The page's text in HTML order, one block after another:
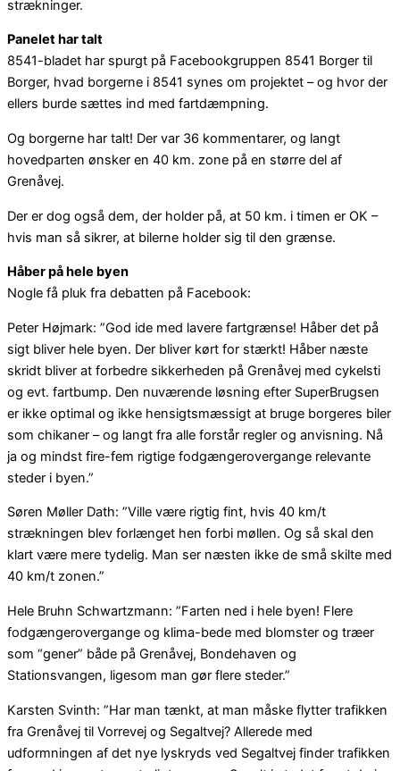
strækninger.
Panelet har talt
8541-bladet har spurgt på Facebookgruppen 8541 Borger til
Borger, hvad borgerne i 8541 synes om projektet – og hvor der
ellers burde sættes ind med fartdæmpning.
Og borgerne har talt! Der var 36 kommentarer, og langt
hovedparten ønsker en 40 km. zone på en større del af
Grenåvej.
Der er dog også dem, der holder på, at 50 km. i timen er OK –
hvis man så sikrer, at bilerne holder sig til den grænse.
Håber på hele byen
Nogle få pluk fra debatten på Facebook:
Peter Højmark: ”God ide med lavere fartgrænse! Håber det på
sigt bliver hele byen. Der bliver kørt for stærkt! Håber næste
skridt bliver at forbedre sikkerheden på Grenåvej med cykelsti
og evt. fartbump. Den nuværende løsning efter SuperBrugsen
er ikke optimal og ikke hensigtsmæssigt at bruge borgeres biler
som chikaner – og langt fra alle forstår regler og anvisning. Nå
ja og mindst fire-fem rigtige fodgængerovergange relevante
steder i byen.”
Søren Møller Dath: ”Ville være rigtig fint, hvis 40 km/t
strækningen blev forlænget hen forbi møllen. Og så skal den
klart være mere tydelig. Man ser næsten ikke de små skilte med
40 km/t zonen.”
Hele Bruhn Schwartzmann: ”Farten ned i hele byen! Flere
fodgængerovergange og klima-bede med blomster og træer
som “gener” både på Grenåvej, Bondehaven og
Stationsvangen, ligesom man gør flere steder.”
Karsten Svinth: ”Har man tænkt, at man måske flytter trafikken
fra Grenåvej til Vorrevej og Segaltvej? Allerede med
udformningen af det nye lyskryds ved Segaltvej finder trafikken